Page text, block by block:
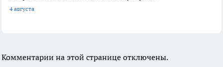
4 августа
Комментарии на этой странице отключены.